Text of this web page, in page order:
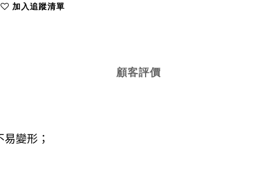
加入追蹤清單
顧客評價
變形；